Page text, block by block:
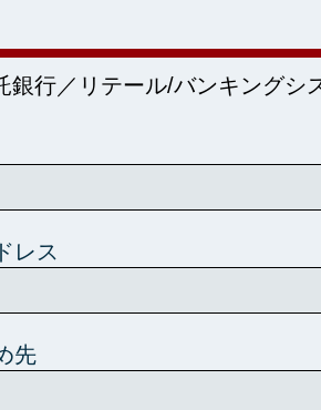
レス
先